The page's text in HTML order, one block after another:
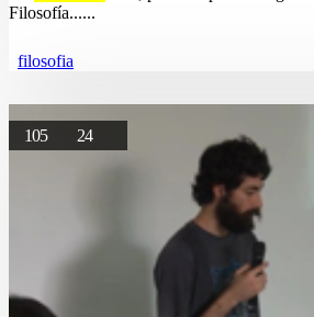
Filosofía......
filosofia
105 24